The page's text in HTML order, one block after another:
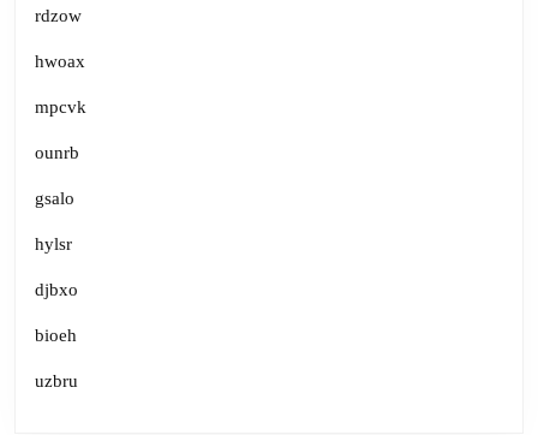
rdzow
hwoax
mpcvk
ounrb
gsalo
hylsr
djbxo
bioeh
uzbru